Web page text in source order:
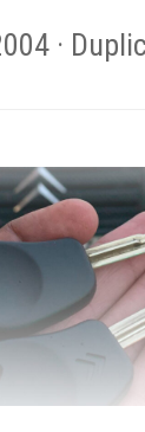
·